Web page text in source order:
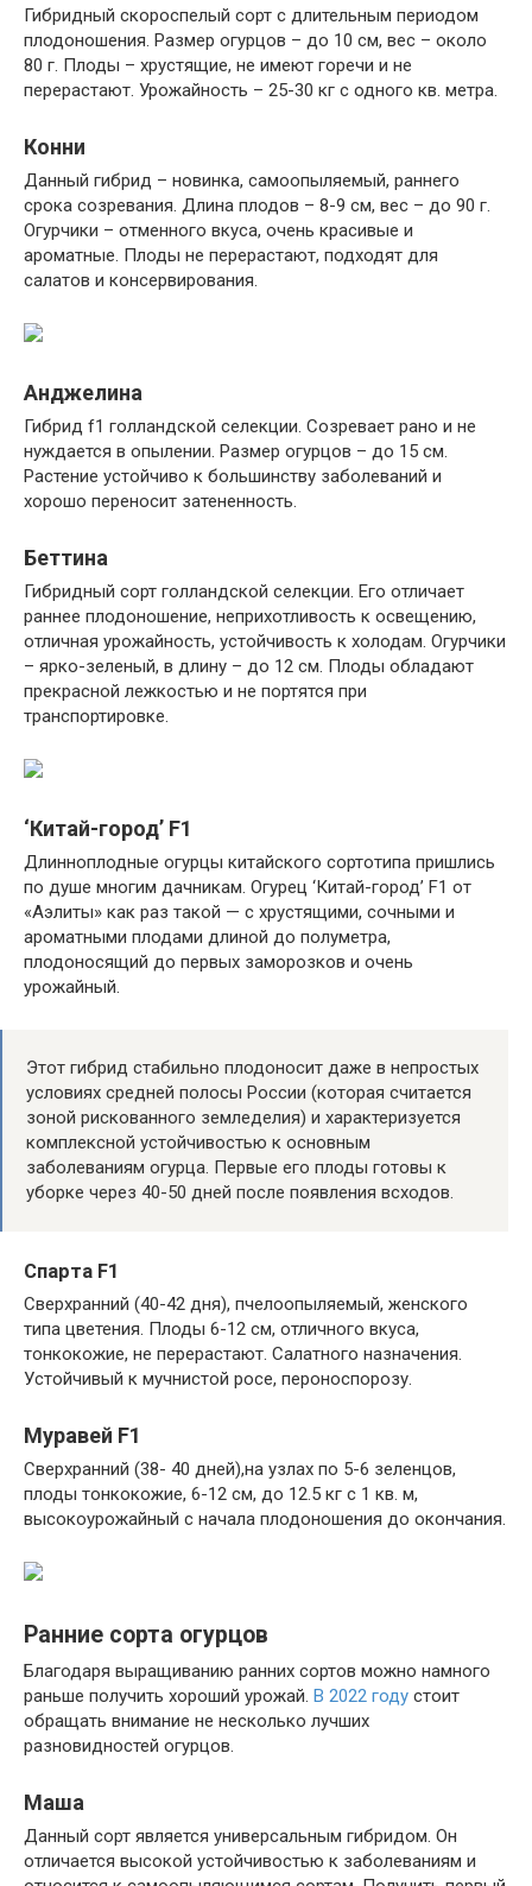
Гибридный скороспелый сорт с длительным периодом
плодоношения. Размер огурцов – до 10 см, вес – около
80 г. Плоды – хрустящие, не имеют горечи и не
перерастают. Урожайность – 25-30 кг с одного кв. метра.
Конни
Данный гибрид – новинка, самоопыляемый, раннего
срока созревания. Длина плодов – 8-9 см, вес – до 90 г.
Огурчики – отменного вкуса, очень красивые и
ароматные. Плоды не перерастают, подходят для
салатов и консервирования.
Анджелина
Гибрид f1 голландской селекции. Созревает рано и не
нуждается в опылении. Размер огурцов – до 15 см.
Растение устойчиво к большинству заболеваний и
хорошо переносит затененность.
Беттина
Гибридный сорт голландской селекции. Его отличает
раннее плодоношение, неприхотливость к освещению,
отличная урожайность, устойчивость к холодам. Огурчики
– ярко-зеленый, в длину – до 12 см. Плоды обладают
прекрасной лежкостью и не портятся при
транспортировке.
‘Китай-город’ F1
Длинноплодные огурцы китайского сортотипа пришлись
по душе многим дачникам. Огурец ‘Китай-город’ F1 от
«Аэлиты» как раз такой — с хрустящими, сочными и
ароматными плодами длиной до полуметра,
плодоносящий до первых заморозков и очень
урожайный.
Этот гибрид стабильно плодоносит даже в непростых
условиях средней полосы России (которая считается
зоной рискованного земледелия) и характеризуется
комплексной устойчивостью к основным
заболеваниям огурца. Первые его плоды готовы к
уборке через 40-50 дней после появления всходов.
Спарта F1
Сверхранний (40-42 дня), пчелоопыляемый, женского
типа цветения. Плоды 6-12 см, отличного вкуса,
тонкокожие, не перерастают. Салатного назначения.
Устойчивый к мучнистой росе, пероноспорозу.
Муравей F1
Сверхранний (38- 40 дней),на узлах по 5-6 зеленцов,
плоды тонкокожие, 6-12 см, до 12.5 кг с 1 кв. м,
высокоурожайный с начала плодоношения до окончания.
Ранние сорта огурцов
Благодаря выращиванию ранних сортов можно намного
раньше получить хороший урожай. В 2022 году стоит
обращать внимание не несколько лучших
разновидностей огурцов.
Маша
Данный сорт является универсальным гибридом. Он
отличается высокой устойчивостью к заболеваниям и